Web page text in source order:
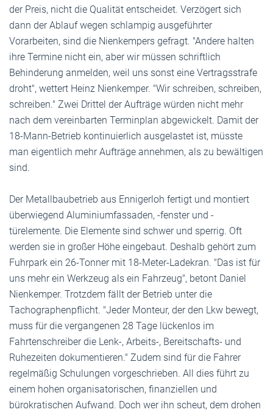
der Preis, nicht die Qualität entscheidet. Verzögert sich
dann der Ablauf wegen schlampig ausgeführter
Vorarbeiten, sind die Nienkempers gefragt. "Andere halten
ihre Termine nicht ein, aber wir müssen schriftlich
Behinderung anmelden, weil uns sonst eine Vertragsstrafe
droht", wettert Heinz Nienkemper. "Wir schreiben, schreiben,
schreiben." Zwei Drittel der Aufträge würden nicht mehr
nach dem vereinbarten Terminplan abgewickelt. Damit der
18-Mann-Betrieb kontinuierlich ausgelastet ist, müsste
man eigentlich mehr Aufträge annehmen, als zu bewältigen
sind.
Der Metallbaubetrieb aus Ennigerloh fertigt und montiert
überwiegend Aluminiumfassaden, -fenster und -
türelemente. Die Elemente sind schwer und sperrig. Oft
werden sie in großer Höhe eingebaut. Deshalb gehört zum
Fuhrpark ein 26-Tonner mit 18-Meter-Ladekran. "Das ist für
uns mehr ein Werkzeug als ein Fahrzeug", betont Daniel
Nienkemper. Trotzdem fällt der Betrieb unter die
Tachographenpflicht. "Jeder Monteur, der den Lkw bewegt,
muss für die vergangenen 28 Tage lückenlos im
Fahrtenschreiber die Lenk-, Arbeits-, Bereitschafts- und
Ruhezeiten dokumentieren." Zudem sind für die Fahrer
regelmäßig Schulungen vorgeschrieben. All dies führt zu
einem hohen organisatorischen, finanziellen und
bürokratischen Aufwand. Doch wer ihn scheut, dem drohen